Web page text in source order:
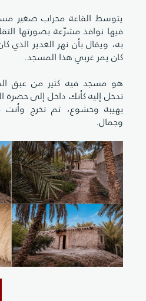
يتوسط القاعة محراب صغير
فيها نوافذ مشرّعة بصورتها
به، ويقال بأن نهر الغدير الذي
كان يمر غربي هذا المسجد.
هو مسجد فيه كثير من عبق
تدخل إليه كأنك داخل إلى حضرة
بهيبة وخشوع، ثم تخرج وأنت
وجمال.